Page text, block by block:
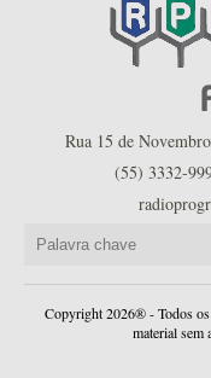
Rua 15 de
(55) 3332-
Copyright 2026® - Todos
material sem